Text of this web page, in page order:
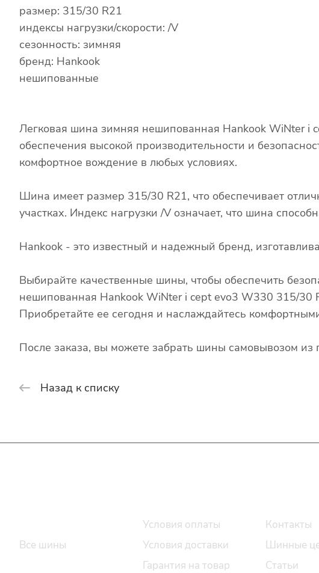
размер: 315/30 R21
индексы нагрузки/скорости: /V
сезонность: зимняя
бренд: Hankook
нешипованные
Легковая шина зимняя нешипованная Hankook WiNter i
обеспечения высокой производительности и
комфортное вождение в любых условиях.
Шина имеет размер 315/30 R21, что обеспечивает
участках. Индекс нагрузки /V означает, что шина
Hankook - это известный и надежный бренд,
Выбирайте качественные шины, чтобы обеспечить
нешипованная Hankook WiNter i cept evo3 W330 315/30
Приобретайте ее сегодня и наслаждайтесь
После заказа, вы можете забрать шины самовывозом из
Назад к списку
Все шины
Условия оплаты
Условия доставки
Гарантия на товар
Контакты
Шинные
Статьи